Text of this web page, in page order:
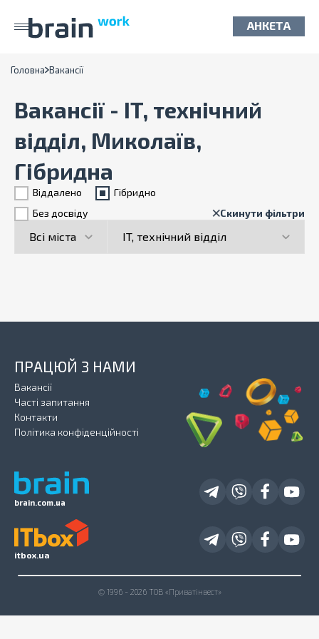
АНКЕТА
Головна Вакансії
Вакансії - IT, технічний
відділ, Миколаїв,
Гібридна
Віддалено
Гiбридно
Без досвіду
Скинути фільтри
brain.com.ua
ПРАЦЮЙ З НАМИ
Вакансії
Часті запитання
Контакти
Політика конфіденційності
itbox.ua
© 1996 - 2026 ТОВ «Приватінвест»